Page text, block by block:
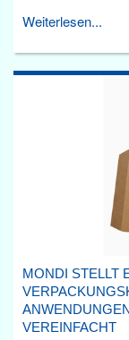
Weiterlesen...
MONDI STELLT
VEREINFACHT